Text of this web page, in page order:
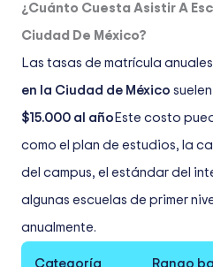
¿Cuánto Cuesta Asistir A
Ciudad De México?
Las tasas de matrícula
en la Ciudad de México
$15.000 al año Este costo
como el plan de estudios, la
del campus, el estándar del
algunas escuelas de primer
anualmente.
Categoría Rango